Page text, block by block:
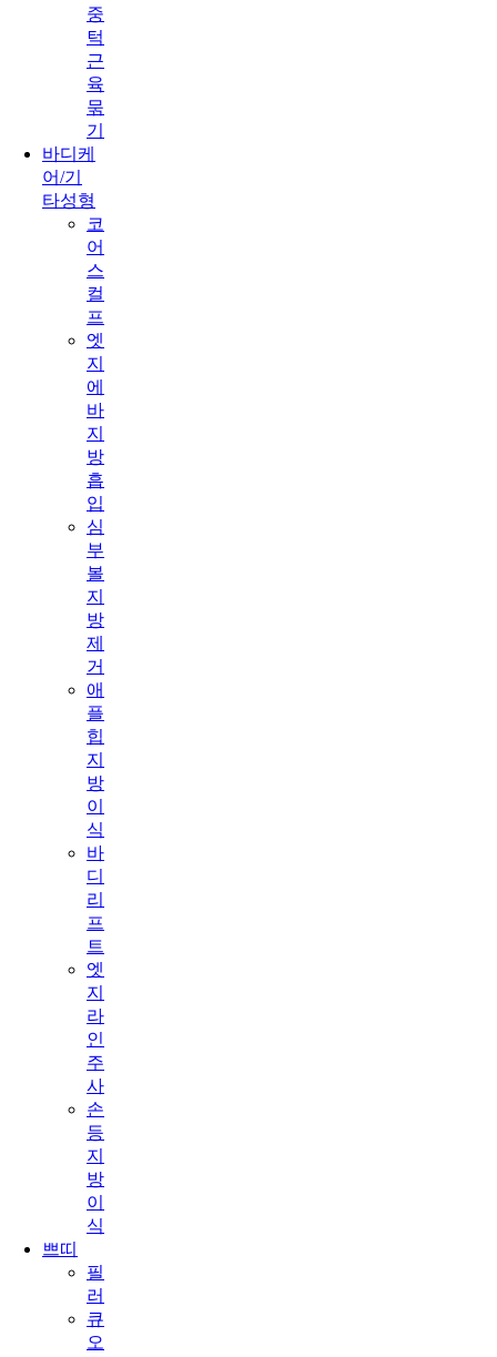
중
턱
근
육
묶
기
바디케
어/기
타성형
코
어
스
컬
프
엣
지
에
바
지
방
흡
입
심
부
볼
지
방
제
거
애
플
힙
지
방
이
식
바
디
리
프
트
엣
지
라
인
주
사
손
등
지
방
이
식
쁘띠
필
러
큐
오